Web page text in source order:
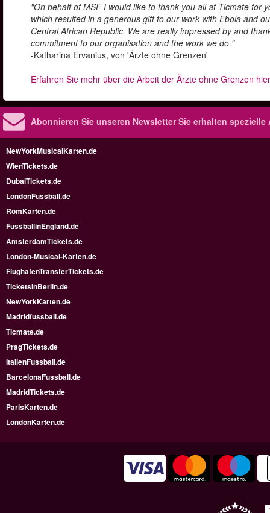
"On behalf of MSF I would like to thank you all at Ticmate for
which resulted in a generous gift to our work with Ebola and
Central African Republic. We are really impressed by and
commitment to our organisation and the work we do."
-Katharina Ervanius, von 'Ärzte ohne Grenzen'
Erfahren Sie mehr über die Arbeit der Ärzte ohne Grenzen
Abonnieren Sie unseren NewsletterSie erhalten spezielle
NewYorkMusicalKarten.de
WienTickets.de
DubaiTickets.de
LondonFussball.de
RomKarten.de
FussballinEngland.de
AmsterdamTickets.de
London-Musical-Karten.de
FlughafenTransferTickets.de
TicketsInBerlin.de
NewYorkKarten.de
Madridfussball.de
Ticmate.de
PragTickets.de
ItalienFussball.de
BarcelonaFussball.de
MadridTickets.de
ParisKarten.de
LondonKarten.de